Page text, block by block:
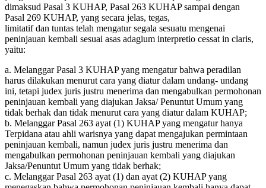
dimaksud Pasal 3 KUHAP, Pasal 263 KUHAP sampai dengan
Pasal 269 KUHAP, yang secara jelas, tegas,
limitatif dan tuntas telah mengatur segala sesuatu mengenai
peninjauan kembali sesuai asas adagium interpretio cessat in claris,
yaitu:
a. Melanggar Pasal 3 KUHAP yang mengatur bahwa peradilan
harus dilakukan menurut cara yang diatur dalam undang- undang
ini, tetapi judex juris justru menerima dan mengabulkan permohonan
peninjauan kembali yang diajukan Jaksa/ Penuntut Umum yang
tidak berhak dan tidak menurut cara yang diatur dalam KUHAP;
b. Melanggar Pasal 263 ayat (1) KUHAP yang mengatur hanya
Terpidana atau ahli warisnya yang dapat mengajukan permintaan
peninjauan kembali, namun judex juris justru menerima dan
mengabulkan permohonan peninjauan kembali yang diajukan
Jaksa/Penuntut Umum yang tidak berhak;
c. Melanggar Pasal 263 ayat (1) dan ayat (2) KUHAP yang